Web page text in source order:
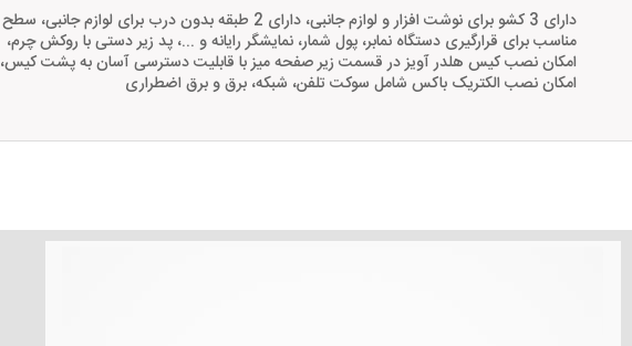
دارای 3 کشو برای نوشت افزار و لوازم جانبی، دارای 2 طبقه بدون درب برای لوازم جانبی، سطح
مناسب برای قرارگیری دستگاه نمابر، پول شمار، نمایشگر رایانه و ...، پد زیر دستی با روکش چرم،
امکان نصب کیس هلدر آویز در قسمت زیر صفحه میز با قابلیت دسترسی آسان به پشت کیس،
امکان نصب الکتریک باکس شامل سوکت تلفن، شبکه، برق و برق اضطراری